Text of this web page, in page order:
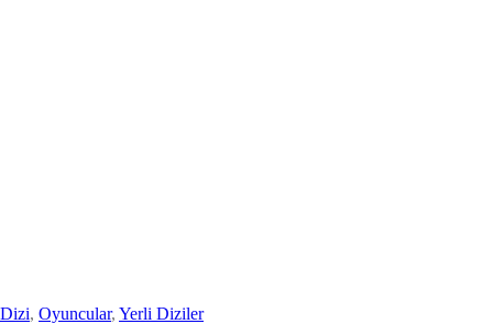
Dizi, Oyuncular, Yerli Diziler